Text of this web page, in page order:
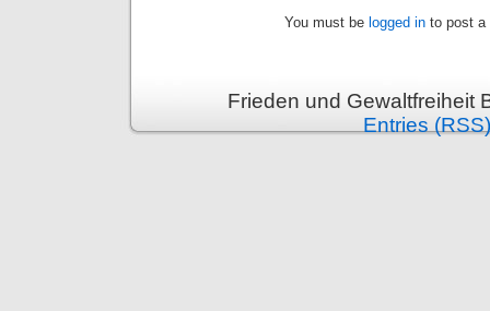
You must be logged in to post a
Frieden und Gewaltfreiheit
Entries (RSS)